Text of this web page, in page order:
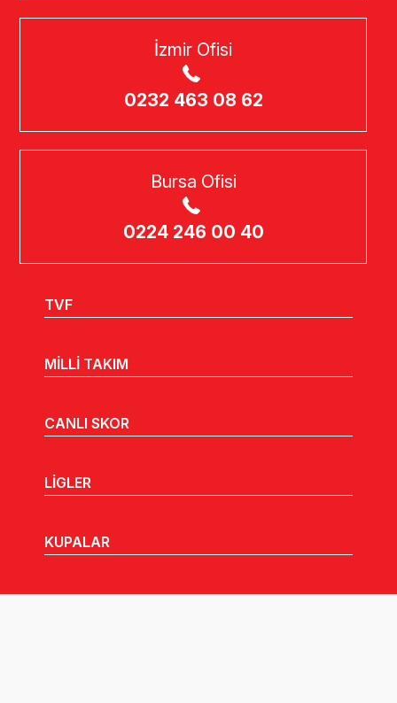
İzmir Ofisi
0232 463 08 62
Bursa Ofisi
0224 246 00 40
TVF
MİLLİ TAKIM
CANLI SKOR
LİGLER
KUPALAR